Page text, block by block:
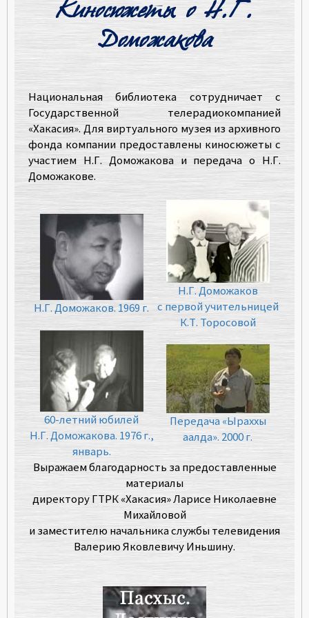
Киносюжеты о Н.Г.
Доможакова
Национальная библиотека сотрудничает с
Государственной телерадиокомпанией
«Хакасия». Для виртуального музея из архивного
фонда компании предоставлены киносюжеты с
участием Н.Г. Доможакова и передача о Н.Г.
Доможакове.
Н.Г. Доможаков. 1969 г.
Н.Г. Доможаков
с первой учительницей
К.Т. Торосовой
60-летний юбилей
Н.Г. Доможакова. 1976 г.,
январь.
Передача «Ыраххы
аалда». 2000 г.
Выражаем благодарность за предоставленные
материалы
директору ГТРК «Хакасия» Ларисе Николаевне
Михайловой
и заместителю начальника службы телевидения
Валерию Яковлевичу Иньшину.